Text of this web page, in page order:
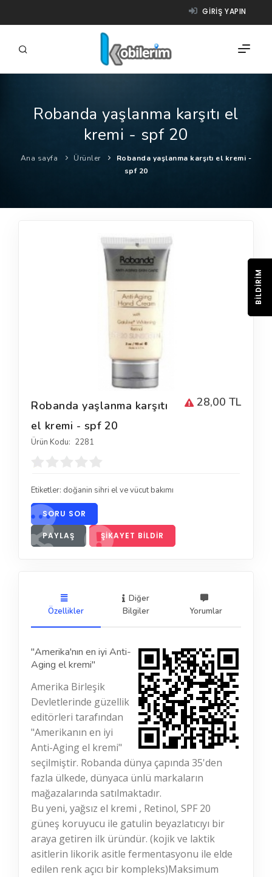
GIRIŞ YAPIN
FIRMALAR
ÜRÜNLER
NASIL ÇALIŞIR?
YARDIM
Robanda yaşlanma karşıtı el
kremi - spf 20
Ana sayfa Ürünler
Robanda yaşlanma karşıtı el kremi -
spf 20
28,00 TL
Robanda yaşlanma karşıtı
el kremi - spf 20
Ürün Kodu: 2281
Etiketler: doğanin sihri el ve vücut bakımı
SORU SOR
PAYLAŞ ŞIKAYET BILDIR
Özellikler
Diğer
Bilgiler
Yorumlar
"Amerika'nın en iyi Anti-
Aging el kremi"
Amerika Birleşik
Devletlerinde güzellik
editörleri tarafından
"Amerikanın en iyi
Anti-Aging el kremi"
seçilmiştir. Robanda dünya çapında 35'den
fazla ülkede, dünyaca ünlü markaların
mağazalarında satılmaktadır.
Bu yeni, yağsız el kremi , Retinol, SPF 20
güneş koruyucu ile gatulin beyazlatıcıyı bir
araya getiren ilk üründür. (kojik ve laktik
asitlerin likorik asitle fermentasyonu ile elde
edilen renk açıcı bir kompleks)Maksimum
BILDIRIM